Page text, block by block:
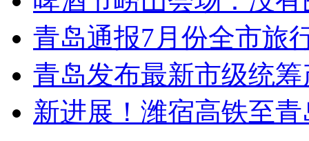
青岛通报7月份全市旅
青岛发布最新市级统
新进展！潍宿高铁至